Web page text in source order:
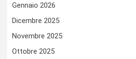
Gennaio 2026
Dicembre 2025
Novembre 2025
Ottobre 2025